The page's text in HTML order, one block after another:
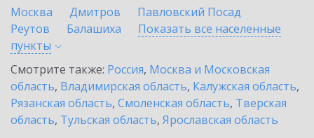
Москва
Дмитров
Павловский Посад
Реутов
Балашиха
Показать все населенные
пункты
Смотрите также: Россия, Москва и Московская
область, Владимирская область, Калужская область,
Рязанская область, Смоленская область, Тверская
область, Тульская область, Ярославская область